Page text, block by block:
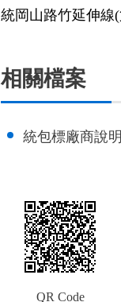
統岡山路竹延伸線
相關檔案
統包標廠商說
QR Code